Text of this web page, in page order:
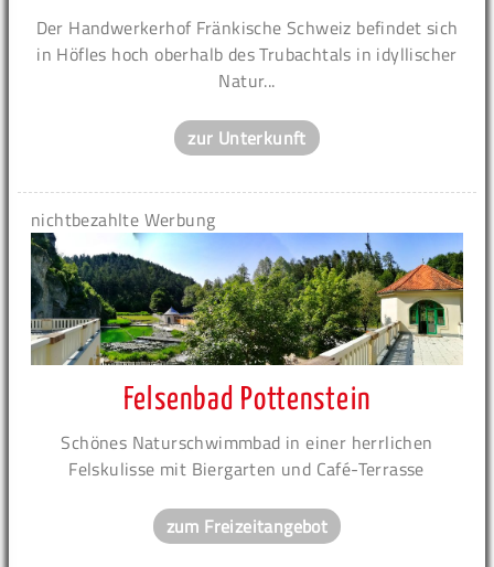
Der Handwerkerhof Fränkische Schweiz befindet sich
in Höfles hoch oberhalb des Trubachtals in idyllischer
Natur...
zur Unterkunft
nichtbezahlte Werbung
Felsenbad Pottenstein
Schönes Naturschwimmbad in einer herrlichen
Felskulisse mit Biergarten und Café-Terrasse
zum Freizeitangebot